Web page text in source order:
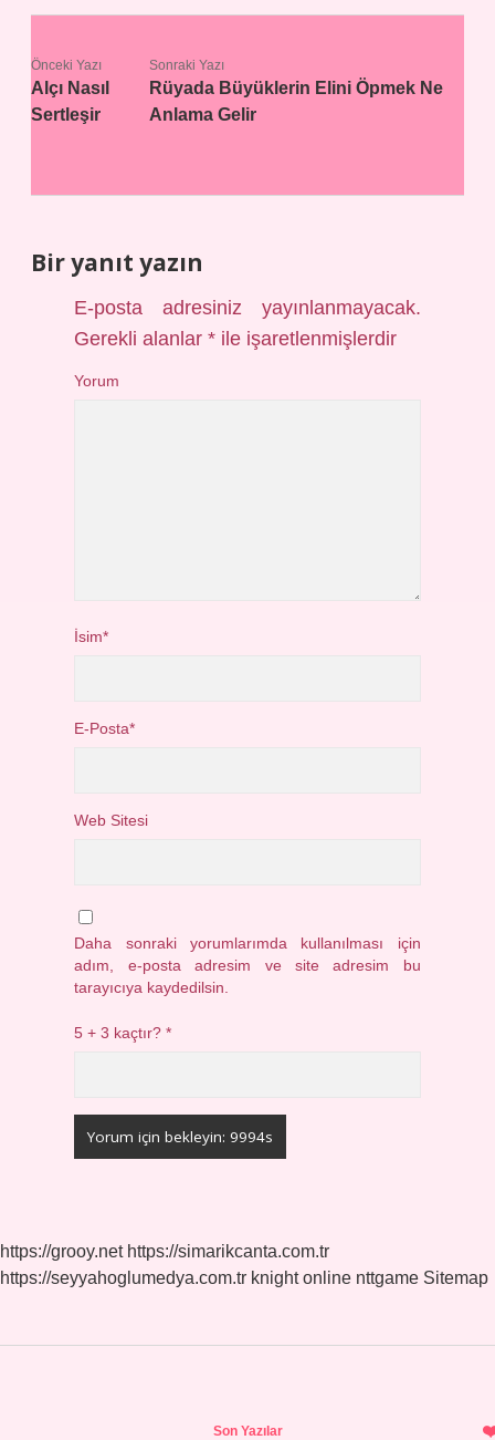
Önceki Yazı
Alçı Nasıl
Sertleşir
Sonraki Yazı
Rüyada Büyüklerin Elini Öpmek Ne
Anlama Gelir
Bir yanıt yazın
E-posta adresiniz yayınlanmayacak.
Gerekli alanlar* ile işaretlenmişlerdir
Yorum
İsim*
E-Posta*
Web Sitesi
Daha sonraki yorumlarımda kullanılması için
adım, e-posta adresim ve site adresim bu
tarayıcıya kaydedilsin.
5 + 3 kaçtır?*
https://grooy.net https://simarikcanta.com.tr
https://seyyahoglumedya.com.tr knight online nttgame Sitemap
Son Yazılar